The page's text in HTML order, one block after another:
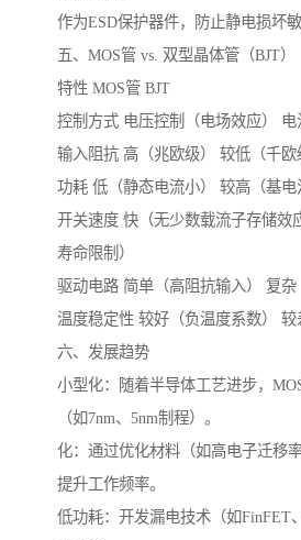
作为ESD保护器件，防止静电损坏敏
五、MOS管 vs. 双型晶体管（BJT）
特性 MOS管 BJT
控制方式 电压控制（电场效应） 电
输入阻抗 高（兆欧级） 较低（千欧
功耗 低（静态电流小） 较高（基电
开关速度 快（无少数载流子存储效
寿命限制）
驱动电路 简单（高阻抗输入） 复杂
温度稳定性 较好（负温度系数） 较
六、发展趋势
小型化：随着半导体工艺进步，
（如7nm、5nm制程）。
化：通过优化材料（如高电子迁移
提升工作频率。
低功耗：开发漏电技术（如FinFET